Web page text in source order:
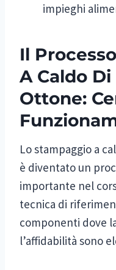
impieghi
Il
A Caldo
Ottone:
Lo stampaggio a
è diventato un
importante nel
tecnica di
componenti dove
l’affidabilità sono